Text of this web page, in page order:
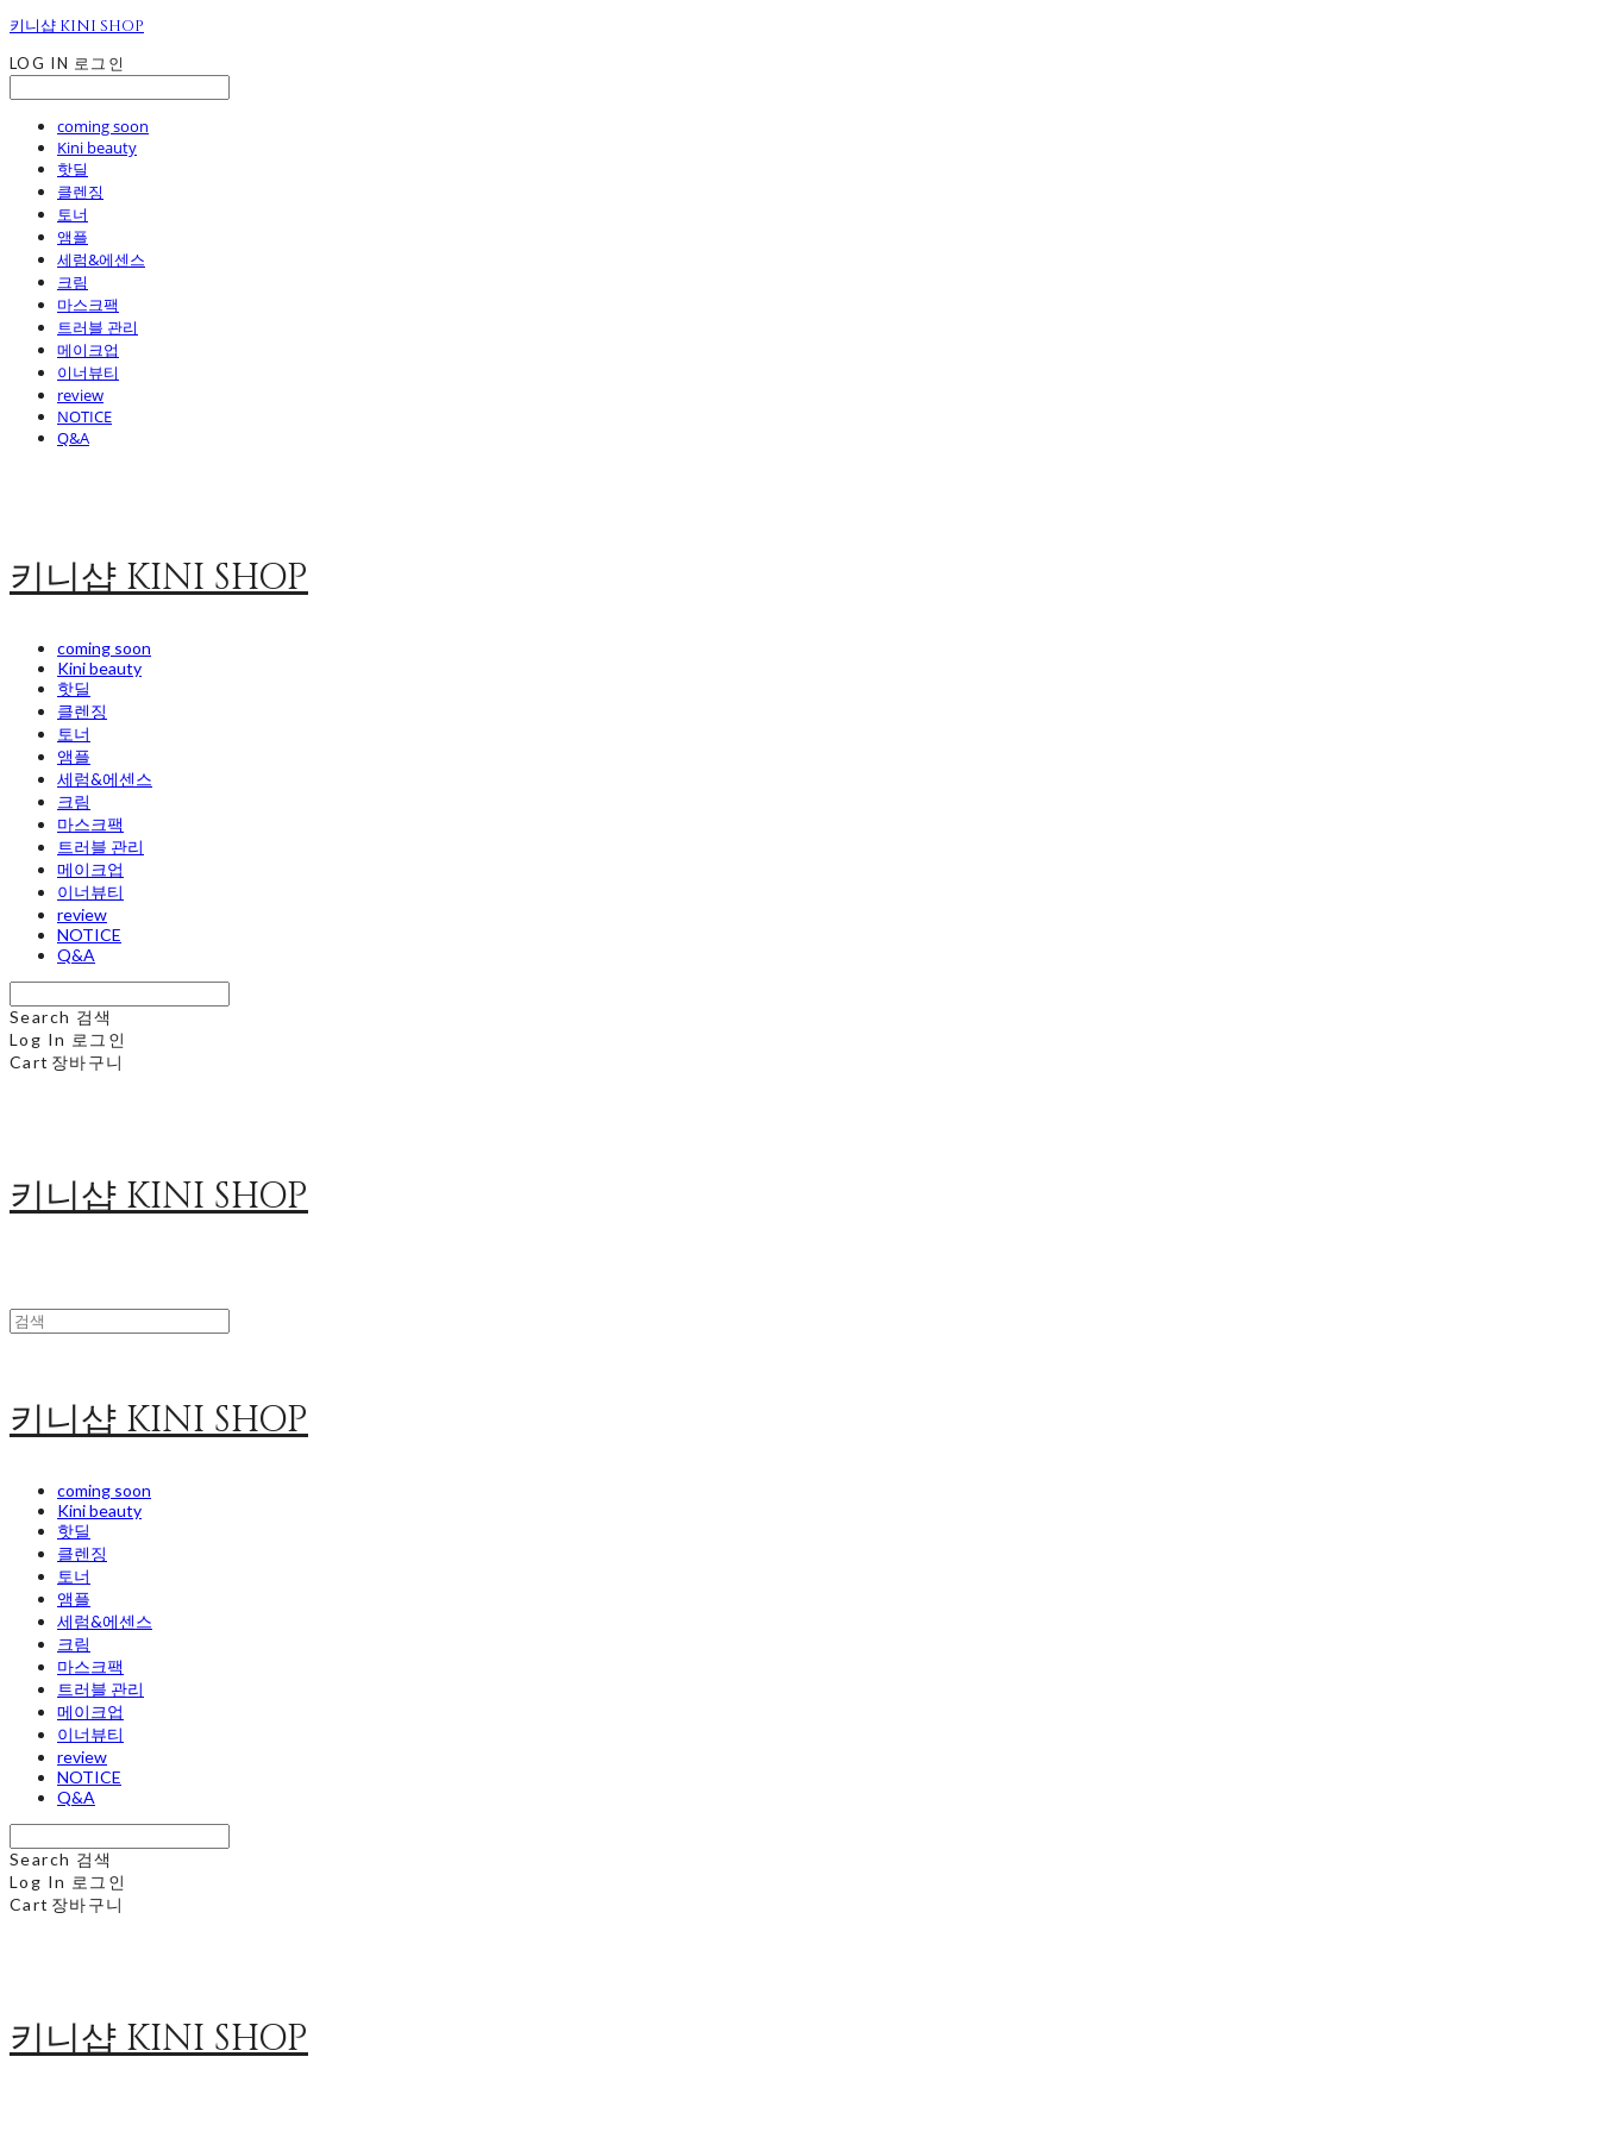
키니샵 KINI SHOP
LOG IN 로그인
coming soon
Kini beauty
핫딜
클렌징
토너
앰플
세럼&에센스
크림
마스크팩
트러블 관리
메이크업
이너뷰티
review
NOTICE
Q&A
키니샵 KINI SHOP
coming soon
Kini beauty
핫딜
클렌징
토너
앰플
세럼&에센스
크림
마스크팩
트러블 관리
메이크업
이너뷰티
review
NOTICE
Q&A
Search 검색
Log In 로그인
Cart 장바구니
키니샵 KINI SHOP
키니샵 KINI SHOP
coming soon
Kini beauty
핫딜
클렌징
토너
앰플
세럼&에센스
크림
마스크팩
트러블 관리
메이크업
이너뷰티
review
NOTICE
Q&A
Search 검색
Log In 로그인
Cart 장바구니
키니샵 KINI SHOP